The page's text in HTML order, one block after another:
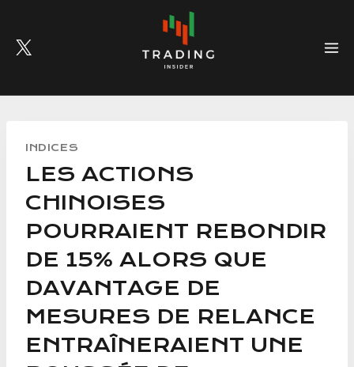
content
INDICES
LES ACTIONS
CHINOISES
POURRAIENT REBONDIR
DE 15% ALORS QUE
DAVANTAGE DE
MESURES DE RELANCE
ENTRAÎNERAIENT UNE